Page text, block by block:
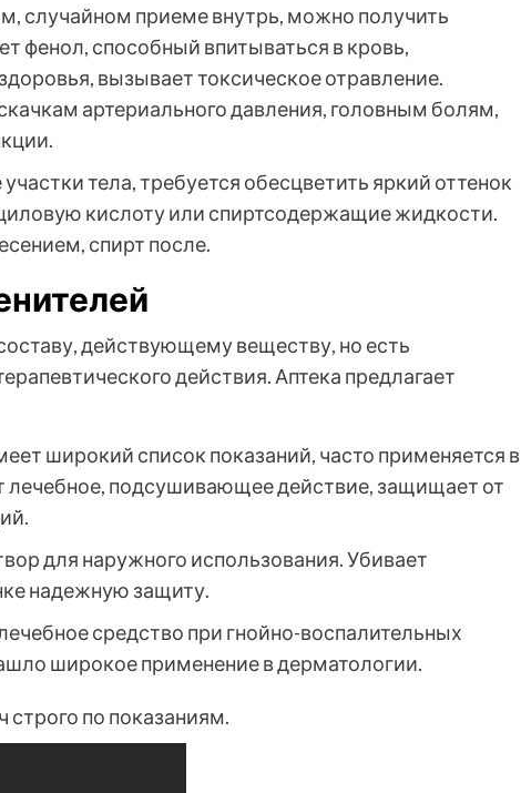
случайном приеме внутрь, можно получить
фенол, способный впитываться в кровь,
вызывает токсическое отравление.
артериального давления, головным болям,
тела, требуется обесцветить яркий оттенок
кислоту или спиртсодержащие жидкости.
спирт после.
действующему веществу, но есть
действия. Аптека предлагает
широкий список показаний, часто применяется в
подсушивающее действие, защищает от
для наружного использования. Убивает
надежную защиту.
средство при гнойно-воспалительных
широкое применение в дерматологии.
по показаниям.